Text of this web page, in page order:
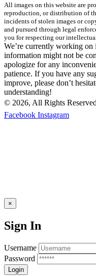
All images on this website are
reproduction, or distribution of
incidents of stolen images or
and pursued through legal
you for respecting our
We’re currently working
information might not be
apologize for any
patience. If you have any
improve, please don’t
understanding!
© 2026, All Rights
Facebook Instagram
×
Sign In
Username
Password